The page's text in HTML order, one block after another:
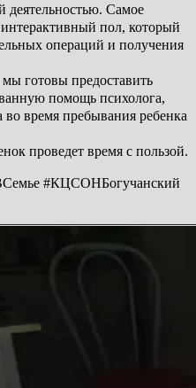
деятельностью. Самое
интерактивный пол, который
операций и получения
готовы предоставить
помощь психолога,
во время пребывания ребенка
проведет время с пользой.
#КЦСОНБогучанский